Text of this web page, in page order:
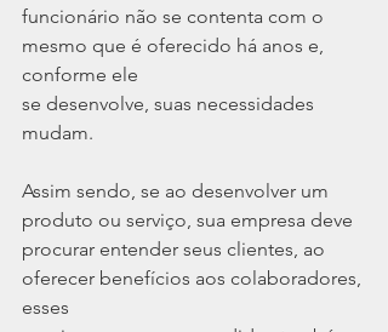
funcionário não se contenta com o
mesmo que é oferecido há anos e,
conforme ele
se desenvolve, suas necessidades
mudam.
Assim sendo, se ao desenvolver um
produto ou serviço, sua empresa deve
procurar entender seus clientes, ao
oferecer benefícios aos colaboradores,
esses